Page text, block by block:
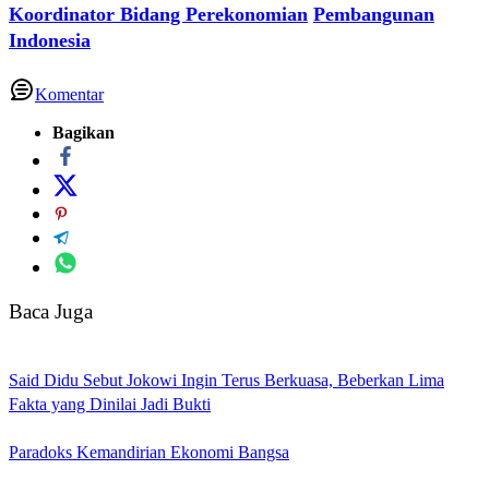
Koordinator Bidang Perekonomian Pembangunan
Indonesia
Komentar
Bagikan
Baca Juga
Said Didu Sebut Jokowi Ingin Terus Berkuasa, Beberkan Lima
Fakta yang Dinilai Jadi Bukti
Paradoks Kemandirian Ekonomi Bangsa